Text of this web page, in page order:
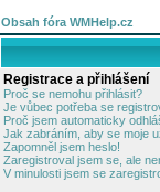
Obsah fóra WMHelp.cz
Registrace a přihlášení
Proč se nemohu přihlásit?
Je vůbec potřeba se
Proč jsem automaticky
Jak zabráním, aby se moje
Zapomněl jsem heslo!
Zaregistroval jsem se, ale
V minulosti jsem se